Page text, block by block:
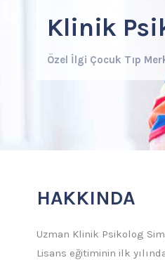
Klinik
Özel İlgi Çocuk Tıp
HAKKINDA
Uzman Klinik Psikolog
Lisans eğitiminin ilk